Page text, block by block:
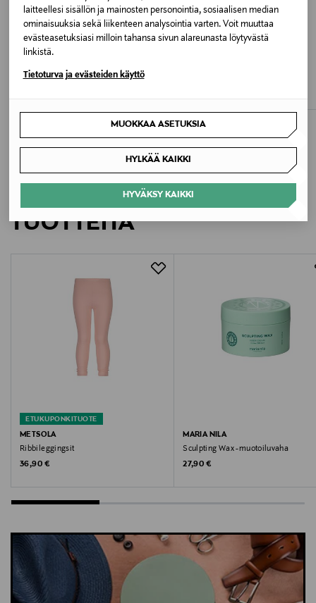
laitteellesi sisällön ja mainosten personointia, sosiaalisen median
ominaisuuksia sekä liikenteen analysointia varten. Voit muuttaa
evästeasetuksiasi milloin tahansa sivun alareunasta löytyvästä
linkistä.
Tietoturva ja evästeiden käyttö
MUOKKAA ASETUKSIA
HYLKÄÄ KAIKKI
HYVÄKSY KAIKKI
Valmistusmaa
Bangladesh
Valmistajan tuotenumero
Valmistaja
Tommy Hilfiger Europe B.V.
Danzigerkade 165, 1013 AP Amsterdam, Netherlands
service.eu@tommy.com
Tommy Hilfiger, T-paita, lasten T-paita, puuvillapaita,
lyhythihainen, paita
JÄSENETU –22%
Kevytuntuvatakki
LISÄÄ KIINNOSTAVIA
TUOTTEITA
ETUKUPONKITUOTE
METSOLA
Ribbileggingsit
Original Price
36,90 €
MARIA NILA
Sculpting Wax -muotoiluvaha
Original Price
27,90 €